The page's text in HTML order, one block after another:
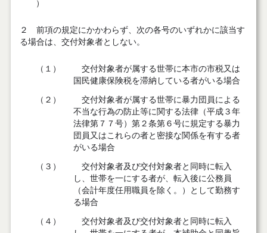
）
２ 前項の規定にかかわらず、次の各号のいずれかに該当す
る場合は、交付対象者としない。
（１）
交付対象者が属する世帯に本市の市税又は
国民健康保険税を滞納している者がいる場合
（２）
交付対象者が属する世帯に暴力団員による
不当な行為の防止等に関する法律（平成３年
法律第７７号）第２条第６号に規定する暴力
団員又はこれらの者と密接な関係を有する者
がいる場合
（３）
交付対象者及び交付対象者と同時に転入
し、世帯を一にする者が、転入後に公務員
（会計年度任用職員を除く。）として勤務す
る場合
（４）
交付対象者及び交付対象者と同時に転入